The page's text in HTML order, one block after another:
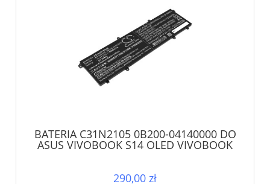
BATERIA C31N2105 0B200-04140000 DO
ASUS VIVOBOOK S14 OLED VIVOBOOK
290,00 zł